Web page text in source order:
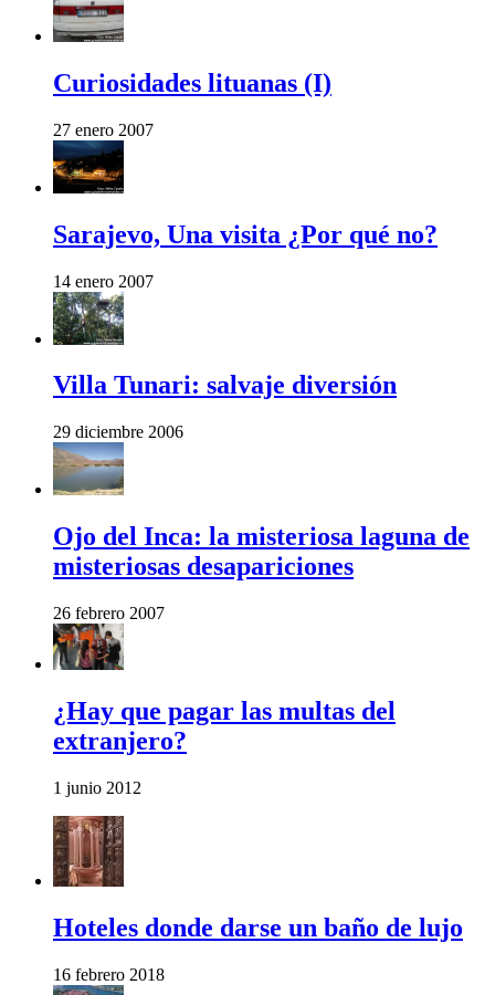
Curiosidades lituanas (I)
27 enero 2007
Sarajevo, Una visita ¿Por qué no?
14 enero 2007
Villa Tunari: salvaje diversión
29 diciembre 2006
Ojo del Inca: la misteriosa laguna de
misteriosas desapariciones
26 febrero 2007
¿Hay que pagar las multas del
extranjero?
1 junio 2012
Hoteles donde darse un baño de lujo
16 febrero 2018